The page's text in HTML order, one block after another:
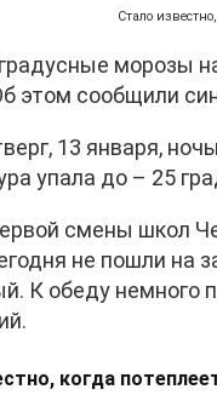
Стало
морозы
этом сообщили
13 января,
упала до – 25
смены школ
не пошли на
К обеду немного
когда